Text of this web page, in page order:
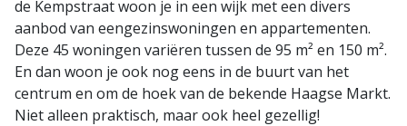
de Kempstraat woon je in een wijk met een divers
aanbod van eengezinswoningen en appartementen.
Deze 45 woningen variëren tussen de 95 m² en 150 m².
En dan woon je ook nog eens in de buurt van het
centrum en om de hoek van de bekende Haagse Markt.
Niet alleen praktisch, maar ook heel gezellig!